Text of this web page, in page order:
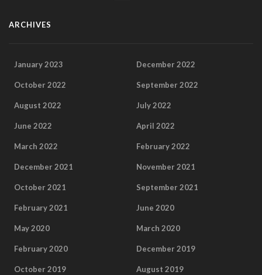
ARCHIVES
January 2023 December 2022
October 2022 September 2022
August 2022 July 2022
June 2022 April 2022
March 2022 February 2022
December 2021 November 2021
October 2021 September 2021
February 2021 June 2020
May 2020 March 2020
February 2020 December 2019
October 2019 August 2019